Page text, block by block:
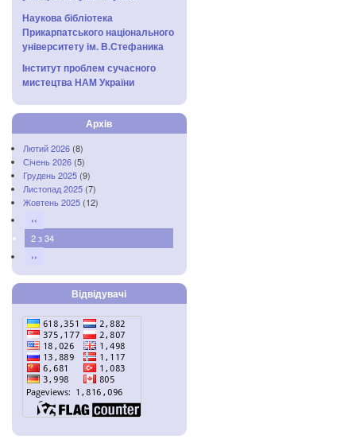
Наукова бібліотека
Прикарпатського національного
університету ім. В.Стефаника
Інститут проблем сучасного
мистецтва НАМ України
Архів
Лютий 2026 (8)
Січень 2026 (5)
Грудень 2025 (9)
Листопад 2025 (7)
Жовтень 2025 (12)
‹‹
2 з 34
››
Відвідувачі